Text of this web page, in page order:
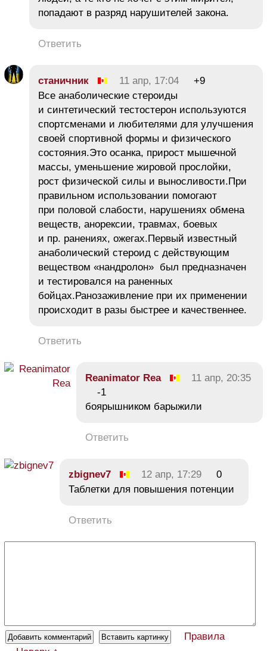
попадают в разряд нарушителей закона.
Ответить
станичник 11 апр, 17:04
+9
Все анаболические стероиды
и синтетический тестостерон используются
спортсменами и любителями для улучшения
своей спортивной формы и физического
состояния.Это осанка, прирост мышечной
массы, уменьшение жировой прослойки,
рост физической силы и выносливости.При
правильном использовании помогают
при половой слабости, нарушениях обмена
веществ, анорексии, травмах, боевых
и пр. ранениях, ожегах.Первый известный
анаболический стероид с действующим
веществом «нандролон» был предназначен
и тестировался на раненных
бойцах.Ранозаживление при их применении
происходит в разы быстрее и качественнее.
Ответить
Reanimator Rea
11 апр, 20:35
-1
боярышником барыжили
Ответить
zbignev7 12 апр, 17:29
0
Таблетки для повышения потенции
Ответить
Правила